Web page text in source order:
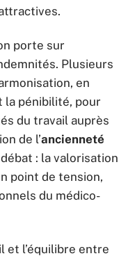
porte sur
Plusieurs
en
la pénibilité, pour
du travail auprès
de l’ancienneté
: la valorisation
point de tension,
du médico-
et l’équilibre entre